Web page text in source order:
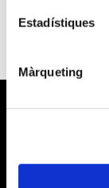
Estadístiques
Màrqueting
Agencia